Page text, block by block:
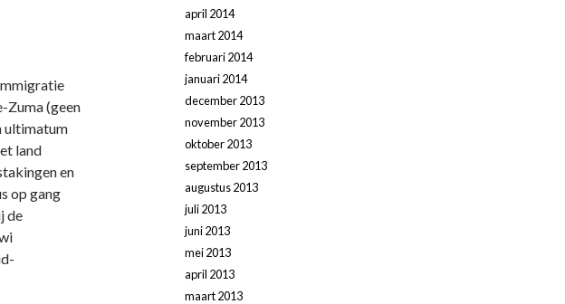
Zuma (geen
ultimatum
land
en
op gang
de
april 2014
maart 2014
februari 2014
januari 2014
december 2013
november 2013
oktober 2013
september 2013
augustus 2013
juli 2013
juni 2013
mei 2013
april 2013
maart 2013